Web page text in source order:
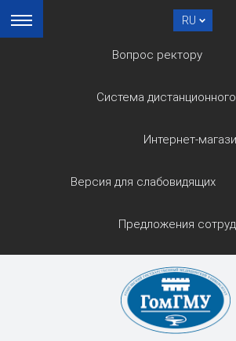
RU
Вопрос ректору
Система
Интернет-
Версия для слабовидящих
Предложения